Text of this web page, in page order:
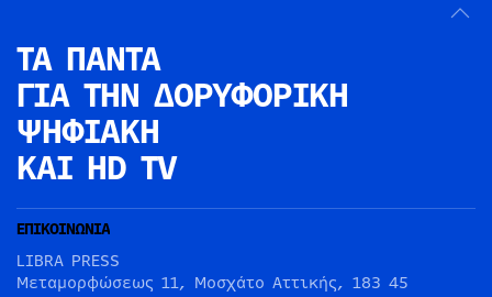
ΤΑ ΠΑΝΤΑ
ΓΙΑ ΤΗΝ ΔΟΡΥΦΟΡΙΚΗ
ΨΗΦΙΑΚΗ
ΚΑΙ HD TV
ΕΠΙΚΟΙΝΩΝΙΑ
LIBRA PRESS
Μεταμορφώσεως 11, Μοσχάτο Αττικής, 183 45